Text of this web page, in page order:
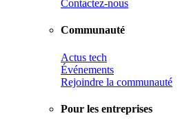
Contactez-nous
Communauté
Actus tech
Événements
Rejoindre la communauté
Pour les entreprises